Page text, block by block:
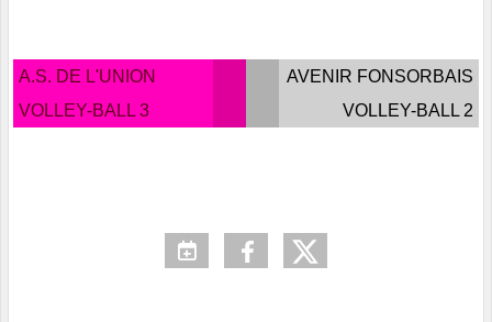
A.S. DE L'UNION
VOLLEY-BALL 3
AVENIR FONSORBAIS
VOLLEY-BALL 2